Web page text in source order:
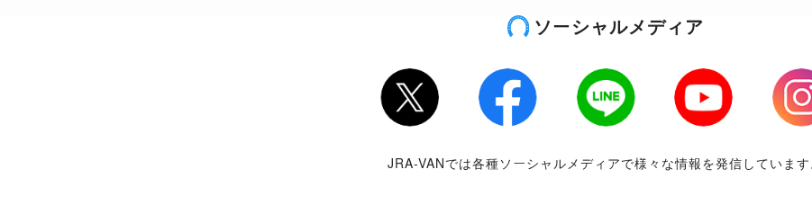
ソーシャルメディア
Twitter Facebook LINE Youtube
JRA-VANでは各種ソーシャルメディアで様々な情報を発信しています